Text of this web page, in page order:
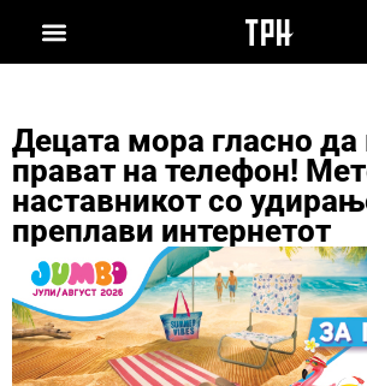
Децата мора гласно
прават на телефон!
наставникот со
преплави интернетот